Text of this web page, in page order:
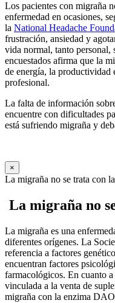
Los pacientes con migraña
enfermedad en ocasiones,
la National Headache
frustración, ansiedad y
vida normal, tanto
encuestados afirma que la
de energía, la
profesional.
La falta de información
encuentre con dificultades
está sufriendo migraña y
×
La migraña no se trata con
La migraña no
La migraña es una
diferentes orígenes. La
referencia a factores
encuentran factores
farmacológicos. En cuanto
vinculada a la venta de
migraña con la enzima